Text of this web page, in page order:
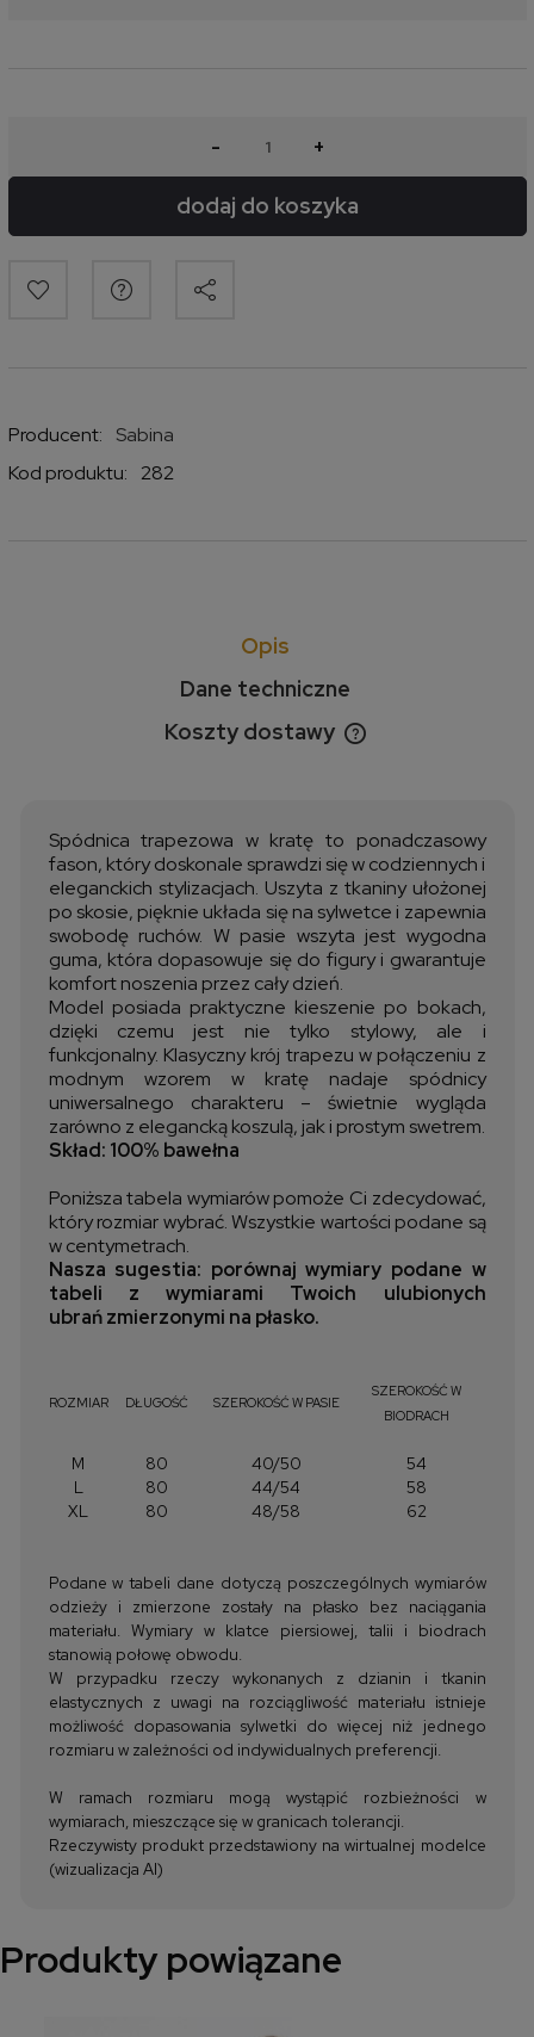
- +
dodaj do koszyka
Producent:
Sabina
Kod produktu:
282
Opis
Dane techniczne
Koszty dostawy
Cena nie zawiera ewentualnych kosztów płatności
Spódnica trapezowa w kratę to ponadczasowy
fason, który doskonale sprawdzi się w codziennych i
eleganckich stylizacjach. Uszyta z tkaniny ułożonej
po skosie, pięknie układa się na sylwetce i zapewnia
swobodę ruchów. W pasie wszyta jest wygodna
guma, która dopasowuje się do figury i gwarantuje
komfort noszenia przez cały dzień.
Model posiada praktyczne kieszenie po bokach,
dzięki czemu jest nie tylko stylowy, ale i
funkcjonalny. Klasyczny krój trapezu w połączeniu z
modnym wzorem w kratę nadaje spódnicy
uniwersalnego charakteru – świetnie wygląda
zarówno z elegancką koszulą, jak i prostym swetrem.
Skład: 100% bawełna
Poniższa tabela wymiarów pomoże Ci zdecydować,
który rozmiar wybrać. Wszystkie wartości podane są
w centymetrach.
Nasza sugestia: porównaj wymiary podane w
tabeli z wymiarami Twoich ulubionych
ubrań zmierzonymi na płasko.
ROZMIAR DŁUGOŚĆ SZEROKOŚĆ W PASIE
SZEROKOŚĆ W
BIODRACH
M 80 40/50
54
L
80 44/54
58
XL
80 48/58 62
Podane w tabeli dane dotyczą poszczególnych wymiarów
odzieży i zmierzone zostały na płasko bez naciągania
materiału. Wymiary w klatce piersiowej, talii i biodrach
stanowią połowę obwodu.
W przypadku rzeczy wykonanych z dzianin i tkanin
elastycznych z uwagi na rozciągliwość materiału istnieje
możliwość dopasowania sylwetki do więcej niż jednego
rozmiaru w zależności od indywidualnych preferencji.
W ramach rozmiaru mogą wystąpić rozbieżności w
wymiarach, mieszczące się w granicach tolerancji.
Rzeczywisty produkt przedstawiony na wirtualnej modelce
(wizualizacja AI)
Produkty powiązane